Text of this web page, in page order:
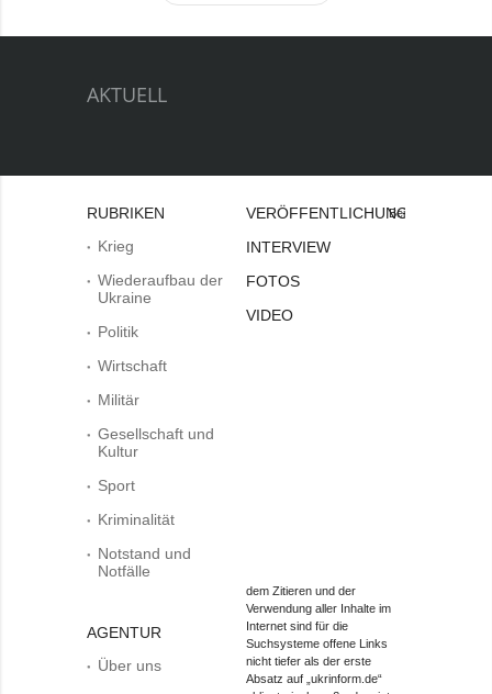
AKTUELL
RUBRIKEN
Krieg
Wiederaufbau der
Ukraine
Politik
Wirtschaft
Militär
Gesellschaft und
Kultur
Sport
Kriminalität
Notstand und
Notfälle
AGENTUR
Über uns
VERÖFFENTLICHUNGEN
INTERVIEW
FOTOS
VIDEO
Bei
dem Zitieren und der
Verwendung aller Inhalte im
Internet sind für die
Suchsysteme offene Links
nicht tiefer als der erste
Absatz auf „ukrinform.de“